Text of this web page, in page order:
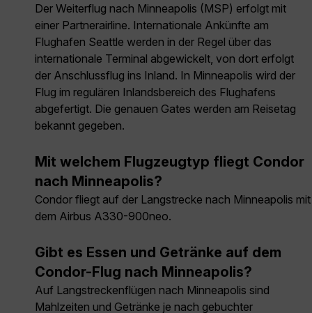
Der Weiterflug nach Minneapolis (MSP) erfolgt mit
einer Partnerairline. Internationale Ankünfte am
Flughafen Seattle werden in der Regel über das
internationale Terminal abgewickelt, von dort erfolgt
der Anschlussflug ins Inland. In Minneapolis wird der
Flug im regulären Inlandsbereich des Flughafens
abgefertigt. Die genauen Gates werden am Reisetag
bekannt gegeben.
Mit welchem Flugzeugtyp fliegt Condor
nach Minneapolis?
Condor fliegt auf der Langstrecke nach Minneapolis mit
dem Airbus A330-900neo.
Gibt es Essen und Getränke auf dem
Condor-Flug nach Minneapolis?
Auf Langstreckenflügen nach Minneapolis sind
Mahlzeiten und Getränke je nach gebuchter